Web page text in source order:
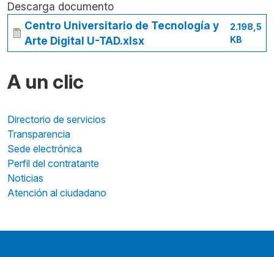
Descarga documento
Centro Universitario de Tecnología y
Arte Digital U-TAD.xlsx
2.198,5
KB
A un clic
Directorio de servicios
Transparencia
Sede electrónica
Perfil del contratante
Noticias
Atención al ciudadano